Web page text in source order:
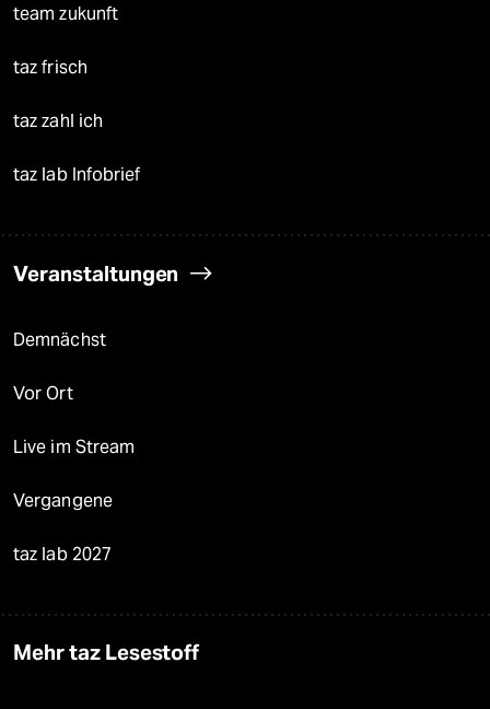
team zukunft
taz frisch
taz zahl ich
taz lab Infobrief
Veranstaltungen
Demnächst
Vor Ort
Live im Stream
Vergangene
taz lab 2027
Mehr taz Lesestoff